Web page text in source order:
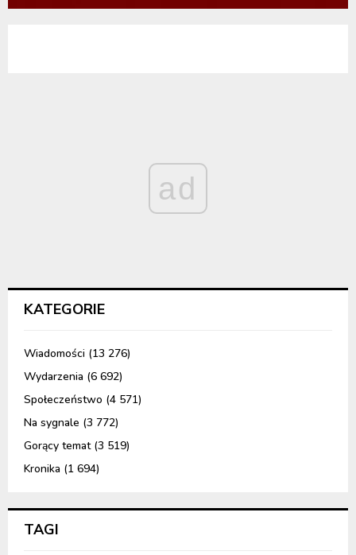
ad
KATEGORIE
Wiadomości (13 276)
Wydarzenia (6 692)
Społeczeństwo (4 571)
Na sygnale (3 772)
Gorący temat(3 519)
Kronika (1 694)
TAGI